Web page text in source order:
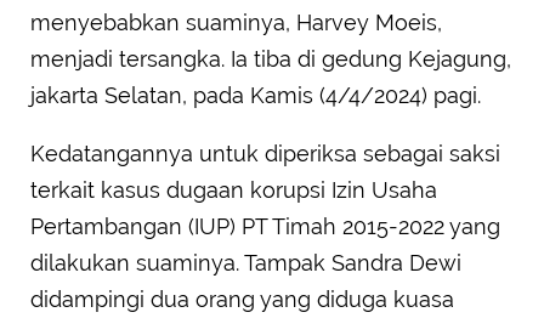
menyebabkan suaminya, Harvey Moeis,
menjadi tersangka. Ia tiba di gedung Kejagung,
jakarta Selatan, pada Kamis (4/4/2024) pagi.
Kedatangannya untuk diperiksa sebagai saksi
terkait kasus dugaan korupsi Izin Usaha
Pertambangan (IUP) PT Timah 2015-2022 yang
dilakukan suaminya. Tampak Sandra Dewi
didampingi dua orang yang diduga kuasa